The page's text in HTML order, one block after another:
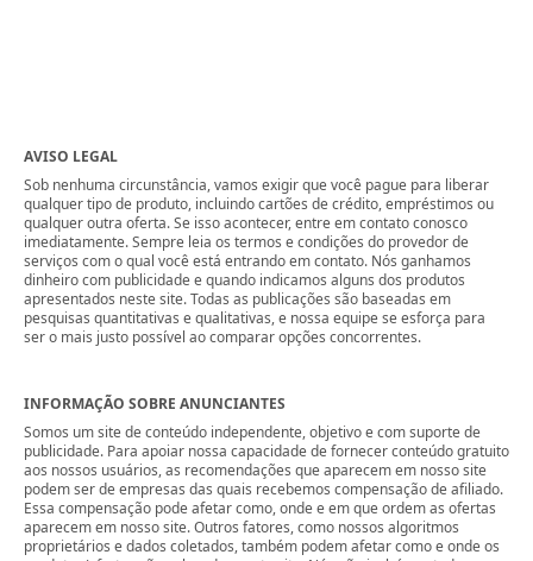
AVISO LEGAL
Sob nenhuma circunstância, vamos exigir que você pague para liberar
qualquer tipo de produto, incluindo cartões de crédito, empréstimos ou
qualquer outra oferta. Se isso acontecer, entre em contato conosco
imediatamente. Sempre leia os termos e condições do provedor de
serviços com o qual você está entrando em contato. Nós ganhamos
dinheiro com publicidade e quando indicamos alguns dos produtos
apresentados neste site. Todas as publicações são baseadas em
pesquisas quantitativas e qualitativas, e nossa equipe se esforça para
ser o mais justo possível ao comparar opções concorrentes.
INFORMAÇÃO SOBRE ANUNCIANTES
Somos um site de conteúdo independente, objetivo e com suporte de
publicidade. Para apoiar nossa capacidade de fornecer conteúdo gratuito
aos nossos usuários, as recomendações que aparecem em nosso site
podem ser de empresas das quais recebemos compensação de afiliado.
Essa compensação pode afetar como, onde e em que ordem as ofertas
aparecem em nosso site. Outros fatores, como nossos algoritmos
proprietários e dados coletados, também podem afetar como e onde os